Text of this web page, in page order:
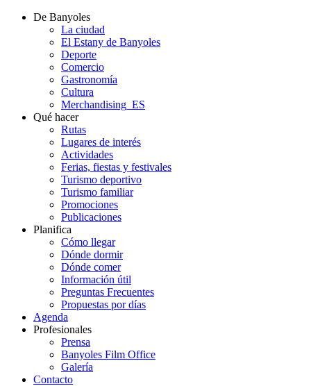
De Banyoles
La ciudad
El Estany de Banyoles
Deporte
Comercio
Gastronomía
Cultura
Merchandising_ES
Qué hacer
Rutas
Lugares de interés
Actividades
Ferias, fiestas y festivales
Turismo deportivo
Turismo familiar
Promociones
Publicaciones
Planifica
Cómo llegar
Dónde dormir
Dónde comer
Información útil
Preguntas Frecuentes
Propuestas por días
Agenda
Profesionales
Prensa
Banyoles Film Office
Galería
Contacto